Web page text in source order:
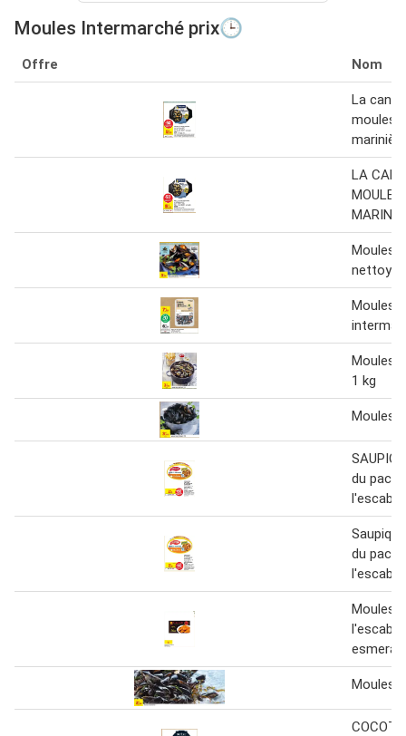
Moules Intermarché prix🕒
Offre Nom
La
moules
marinière
LA
Moules
Moules
Moules
1 kg
Moules
du
du
Moules à
Moules